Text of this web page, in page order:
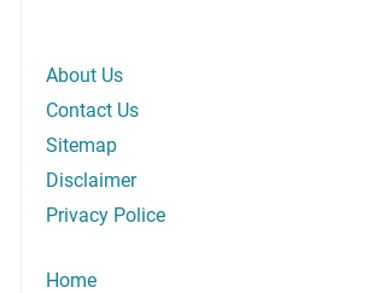
About Us
Contact Us
Sitemap
Disclaimer
Privacy Police
Home